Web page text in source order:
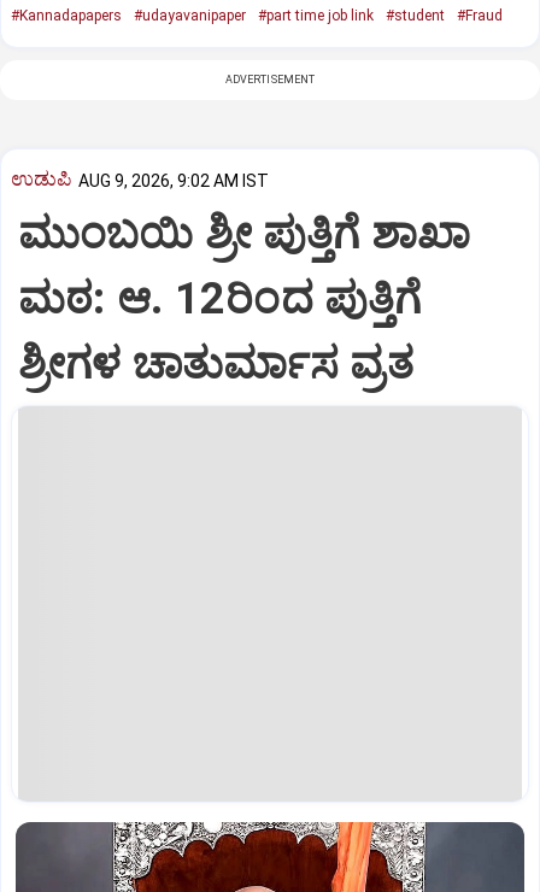
#Kannadapapers #udayavanipaper #part time job link #student #Fraud
ADVERTISEMENT
ಉಡುಪಿ AUG 9, 2026, 9:02 AM IST
ಮುಂಬಯಿ ಶ್ರೀ ಪುತ್ತಿಗೆ ಶಾಖಾ
ಮಠ: ಆ. 12ರಿಂದ ಪುತ್ತಿಗೆ
ಶ್ರೀಗಳ ಚಾತುರ್ಮಾಸ ವ್ರತ